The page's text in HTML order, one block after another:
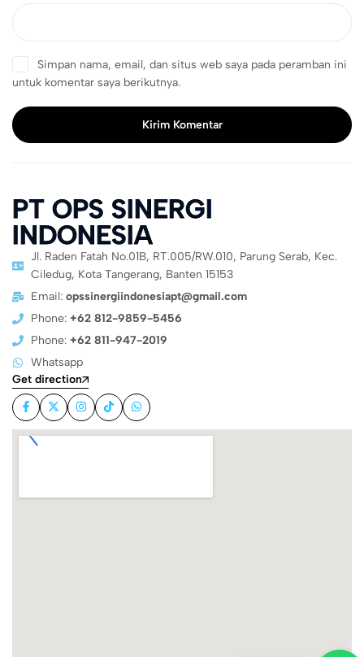
Simpan nama, email, dan situs web saya pada peramban ini
untuk komentar saya berikutnya.
Kirim Komentar
PT OPS SINERGI
INDONESIA
Jl. Raden Fatah No.01B, RT.005/RW.010, Parung Serab, Kec.
Ciledug, Kota Tangerang, Banten 15153
Email: opssinergiindonesiapt@gmail.com
Phone: +62 812-9859-5456
Phone: +62 811-947-2019
Whatsapp
Get direction